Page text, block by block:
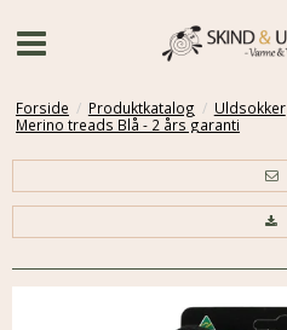
Forside / Produktkatalog / Uldsokker
Merino treads Blå - 2 års garanti